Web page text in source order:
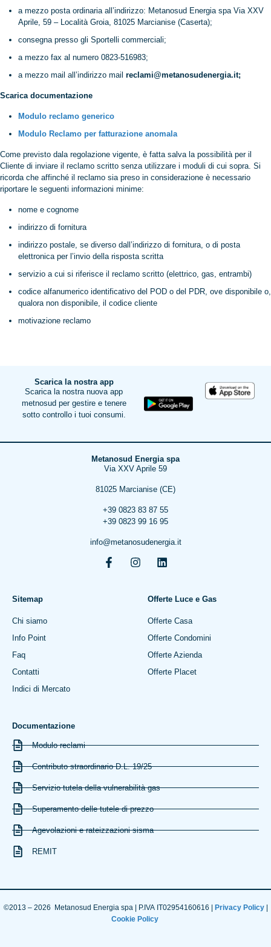
a mezzo posta ordinaria all’indirizzo: Metanosud Energia spa Via XXV
Aprile, 59 – Località Groia, 81025 Marcianise (Caserta);
consegna presso gli Sportelli commerciali;
a mezzo fax al numero 0823-516983;
a mezzo mail all’indirizzo mail reclami@metanosudenergia.it;
Scarica documentazione
Modulo reclamo generico
Modulo Reclamo per fatturazione anomala
Come previsto dala regolazione vigente, è fatta salva la possibilità per il
Cliente di inviare il reclamo scritto senza utilizzare i moduli di cui sopra. Si
ricorda che affinché il reclamo sia preso in considerazione è necessario
riportare le seguenti informazioni minime:
nome e cognome
indirizzo di fornitura
indirizzo postale, se diverso dall’indirizzo di fornitura, o di posta
elettronica per l’invio della risposta scritta
servizio a cui si riferisce il reclamo scritto (elettrico, gas, entrambi)
codice alfanumerico identificativo del POD o del PDR, ove disponibile o,
qualora non disponibile, il codice cliente
motivazione reclamo
Scarica la nostra app
Scarica la nostra nuova app
metnosud per gestire e tenere
sotto controllo i tuoi consumi.
Metanosud Energia spa
Via XXV Aprile 59
81025 Marcianise (CE)
+39 0823 83 87 55
+39 0823 99 16 95
info@metanosudenergia.it
Sitemap
Chi siamo
Info Point
Faq
Contatti
Indici di Mercato
Offerte Luce e Gas
Offerte Casa
Offerte Condomini
Offerte Azienda
Offerte Placet
Documentazione
Modulo reclami
Contributo straordinario D.L. 19/25
Servizio tutela della vulnerabilità gas
Superamento delle tutele di prezzo
Agevolazioni e rateizzazioni sisma
REMIT
©2013 – 2026 Metanosud Energia spa | P.IVA IT02954160616 | Privacy Policy
Cookie Policy